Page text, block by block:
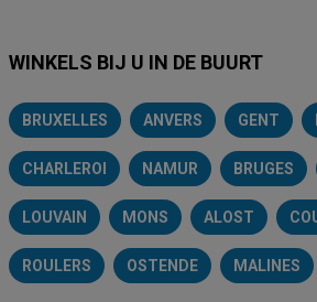
WINKELS BIJ U IN DE BUURT
BRUXELLES ANVERS GENT
CHARLEROI NAMUR BRUGES
LOUVAIN MONS ALOST
ROULERS OSTENDE MALINES